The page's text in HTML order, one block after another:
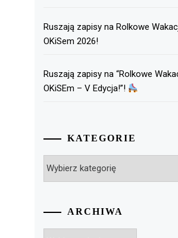
Ruszają zapisy na Rolkowe
OKiSem 2026!
Ruszają zapisy na “Rolkowe
OKiSEm – V Edycja!”!
KATEGORIE
ARCHIWA